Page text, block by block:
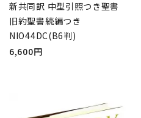
新共同訳 中型引照つき聖書
旧約聖書続編つき
NIO44DC(B6判)
6,600円